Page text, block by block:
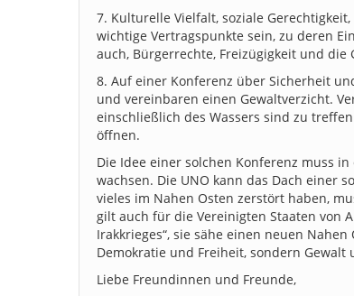
7. Kulturelle Vielfalt, soziale
wichtige Vertragspunkte sein, zu deren
auch, Bürgerrechte, Freizügigkeit und
8. Auf einer Konferenz über Sicherheit
und vereinbaren einen Gewaltverzicht.
einschließlich des Wassers sind zu
öffnen.
Die Idee einer solchen Konferenz muss
wachsen. Die UNO kann das Dach einer
vieles im Nahen Osten zerstört haben,
gilt auch für die Vereinigten Staaten von
Irakkrieges“, sie sähe einen neuen
Demokratie und Freiheit, sondern
Liebe Freundinnen und Freunde,